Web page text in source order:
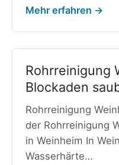
Mehr erfahren →
Rohrreinigung
Blockaden
Rohrreinigung
der Rohrreinigung
in Weinheim In
Wasserhärte…